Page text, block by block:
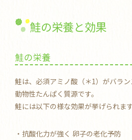
鮭の栄養と効果
鮭の栄養
鮭は、必須アミノ酸（＊1）がバラ
動物性たんぱく質源です。
鮭には以下の様な効果が挙げられます
・抗酸化力が強く 卵子の老化予防